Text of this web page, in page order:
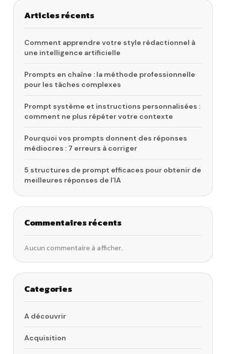
Articles récents
Comment apprendre votre style rédactionnel à
une intelligence artificielle
Prompts en chaîne : la méthode professionnelle
pour les tâches complexes
Prompt système et instructions personnalisées :
comment ne plus répéter votre contexte
Pourquoi vos prompts donnent des réponses
médiocres : 7 erreurs à corriger
5 structures de prompt efficaces pour obtenir de
meilleures réponses de l’IA
Commentaires récents
Aucun commentaire à afficher.
Categories
A découvrir
Acquisition